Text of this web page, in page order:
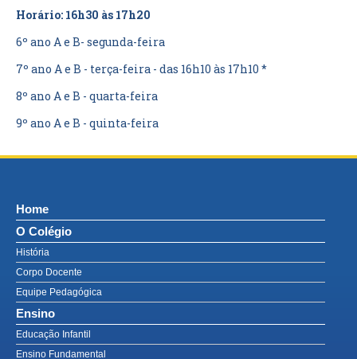
Horário: 16h30 às 17h20
6º ano A e B- segunda-feira
7º ano A e B - terça-feira - das 16h10 às 17h10 *
8º ano A e B - quarta-feira
9º ano A e B - quinta-feira
Home
O Colégio
História
Corpo Docente
Equipe Pedagógica
Ensino
Educação Infantil
Ensino Fundamental